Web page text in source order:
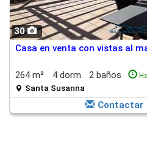
30
Casa en venta con vistas al
264 m² 4 dorm. 2 baños
Santa Susanna
Contactar